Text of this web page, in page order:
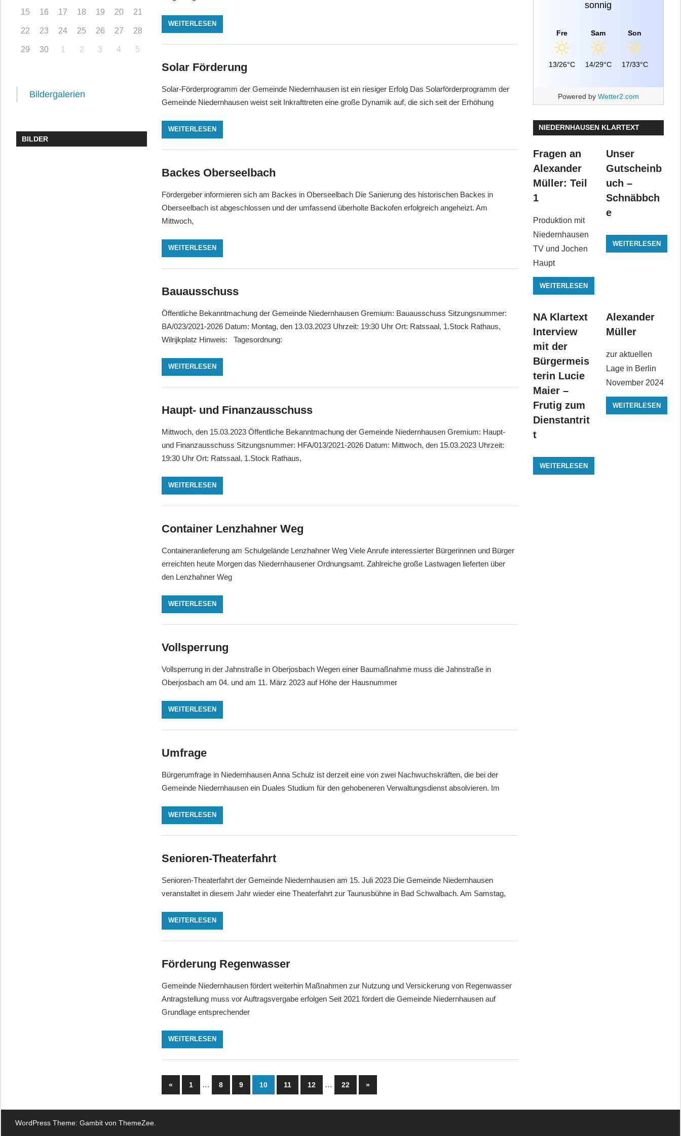
WEITERLESEN
Solar Förderung
Solar-Förderprogramm der Gemeinde Niedernhausen ist ein riesiger Erfolg Das Solarförderprogramm der
Gemeinde Niedernhausen weist seit Inkrafttreten eine große Dynamik auf, die sich seit der Erhöhung
WEITERLESEN
Backes Oberseelbach
Fördergeber informieren sich am Backes in Oberseelbach Die Sanierung des historischen Backes in
Oberseelbach ist abgeschlossen und der umfassend überholte Backofen erfolgreich angeheizt. Am
Mittwoch,
WEITERLESEN
Bauausschuss
Öffentliche Bekanntmachung der Gemeinde Niedernhausen Gremium: Bauausschuss Sitzungsnummer:
BA/023/2021-2026 Datum: Montag, den 13.03.2023 Uhrzeit: 19:30 Uhr Ort: Ratssaal, 1.Stock Rathaus,
Wilrijkplatz Hinweis: Tagesordnung:
WEITERLESEN
Haupt- und Finanzausschuss
Mittwoch, den 15.03.2023 Öffentliche Bekanntmachung der Gemeinde Niedernhausen Gremium: Haupt-
und Finanzausschuss Sitzungsnummer: HFA/013/2021-2026 Datum: Mittwoch, den 15.03.2023 Uhrzeit:
19:30 Uhr Ort: Ratssaal, 1.Stock Rathaus,
WEITERLESEN
Container Lenzhahner Weg
Containeranlieferung am Schulgelände Lenzhahner Weg Viele Anrufe interessierter Bürgerinnen und Bürger
erreichten heute Morgen das Niedernhausener Ordnungsamt. Zahlreiche große Lastwagen lieferten über
den Lenzhahner Weg
WEITERLESEN
Vollsperrung
Vollsperrung in der Jahnstraße in Oberjosbach Wegen einer Baumaßnahme muss die Jahnstraße in
Oberjosbach am 04. und am 11. März 2023 auf Höhe der Hausnummer
WEITERLESEN
Umfrage
Bürgerumfrage in Niedernhausen Anna Schulz ist derzeit eine von zwei Nachwuchskräften, die bei der
Gemeinde Niedernhausen ein Duales Studium für den gehobeneren Verwaltungsdienst absolvieren. Im
WEITERLESEN
Senioren-Theaterfahrt
Senioren-Theaterfahrt der Gemeinde Niedernhausen am 15. Juli 2023 Die Gemeinde Niedernhausen
veranstaltet in diesem Jahr wieder eine Theaterfahrt zur Taunusbühne in Bad Schwalbach. Am Samstag,
WEITERLESEN
Förderung Regenwasser
Gemeinde Niedernhausen fördert weiterhin Maßnahmen zur Nutzung und Versickerung von Regenwasser
Antragstellung muss vor Auftragsvergabe erfolgen Seit 2021 fördert die Gemeinde Niedernhausen auf
Grundlage entsprechender
WEITERLESEN
Seitennummerierung
« Vorherige
Beiträge
1 … 8 9 10 11 12 … 22
Nächste
Beiträge
»
15 16 17 18 19 20 21
22 23 24 25 26 27 28
29 30 1 2 3 4 5
Bildergalerien
BILDER
sonnig
Fre
13/26°C
Sam
14/29°C
Son
17/33°C
Powered by Wetter2.com
NIEDERNHAUSEN KLARTEXT
Fragen an
Alexander
Müller: Teil
1
Produktion mit
Niedernhausen
TV und Jochen
Haupt
WEITERLESEN
Unser
Gutscheinb
uch –
Schnäbbch
e
WEITERLESEN
NA Klartext
Interview
mit der
Bürgermeis
terin Lucie
Maier –
Frutig zum
Dienstantrit
t
WEITERLESEN
Alexander
Müller
zur aktuellen
Lage in Berlin
November 2024
WEITERLESEN
WordPress Theme: Gambit von ThemeZee.